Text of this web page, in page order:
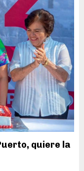
quiere la